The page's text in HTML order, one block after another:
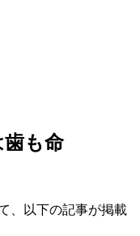
も命
、以下の記事が掲載